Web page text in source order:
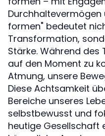
Durchhaltevermögen
formen" bedeutet
Transformation,
Stärke. Während des
auf den Moment zu
Atmung, unsere
Diese Achtsamkeit
Bereiche unseres
selbstbewusst und
heutige Gesellschaft